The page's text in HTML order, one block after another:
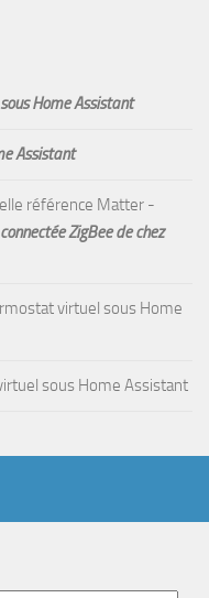
Home Assistant
Assistant
référence Matter -
ZigBee de chez
virtuel sous Home
sous Home Assistant